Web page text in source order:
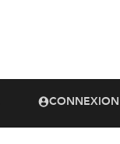
CONNEXION